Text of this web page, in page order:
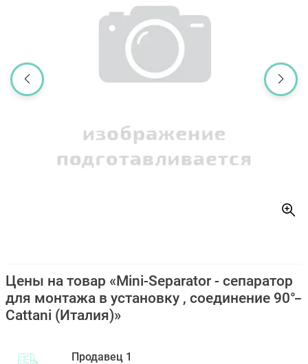
Цены на товар «Mini-Separator - сепаратор
для монтажа в установку , соединение 90°
Cattani (Италия)»
Продавец 1